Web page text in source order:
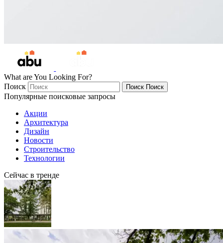
What are You Looking For?
Поиск
Поиск Поиск
Популярные поисковые запросы
Акции
Архитектура
Дизайн
Новости
Строительство
Технологии
Сейчас в тренде